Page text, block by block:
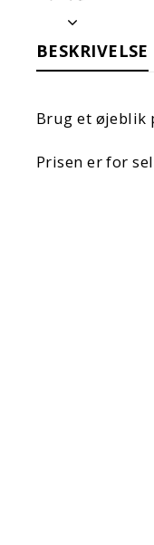
BESKRIVELSE
Brug et øjeblik
Prisen er for